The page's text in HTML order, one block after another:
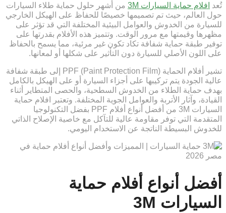
تُعد افلام حماية السيارات 3M
من أشهر حلول حماية طلاء السيارات
حول العالم، حيث تم تصميمها خصيصًا للحفاظ على الهيكل الخارجي
للسيارة من الخدوش والعوامل البيئية المختلفة التي قد تؤثر على
مظهرها وقيمتها مع مرور الوقت. وتتميز هذه الأفلام بقدرتها على
توفير طبقة حماية شفافة تكاد تكون غير مرئية، مما يسمح بالحفاظ
على اللون الأصلي للسيارة دون التأثير على شكلها أو لمعانها.
تشير أفلام الحماية PPF (Paint Protection Film) إلى طبقة شفافة
عالية الجودة يتم تركيبها على أجزاء السيارة أو على الهيكل بالكامل
بهدف حماية الطلاء من الخدوش السطحية، والحصى المتطاير أثناء
القيادة، وآثار الأتربة والعوامل الجوية المختلفة. وتعتبر افلام حماية
السيارات 3M من أفضل أنواع أفلام PPF بفضل التكنولوجيا
المتقدمة التي توفر مقاومة عالية للتآكل مع خاصية الإصلاح الذاتي
للخدوش البسيطة الناتجة عن الاستخدام اليومي.
أفضل أنواع أفلام حماية
السيارات 3M